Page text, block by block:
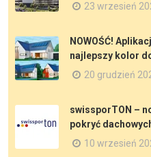
23 wrzesień
NOWOŚĆ!
najlepszy kolor
20 grudzień
swissporTON –
pokryć
10 wrzesień